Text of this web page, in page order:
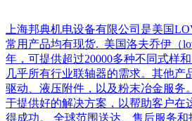
上海邦典机电设备有限公司是美国
常用产品均有现货. 美国洛夫乔伊（
年，可提供超过20000多种不同式样
几乎所有行业联轴器的需求。其他产
驱动、液压附件，以及粉末冶金服务
于提供好的解决方案，以帮助客户在
得成功。 全球范围送达、售后服务